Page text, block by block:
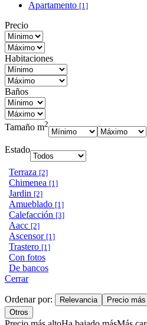
Apartamento [1]
Precio
Habitaciones
Baños
Tamaño m2
Estado
Terraza [2]
Chimenea [1]
Jardin [2]
Amueblado [1]
Calefacción [3]
Aacc [2]
Ascensor [1]
Trastero [1]
Con fotos
De bancos
Cerrar
Ordenar por: Relevancia Precio
Otros